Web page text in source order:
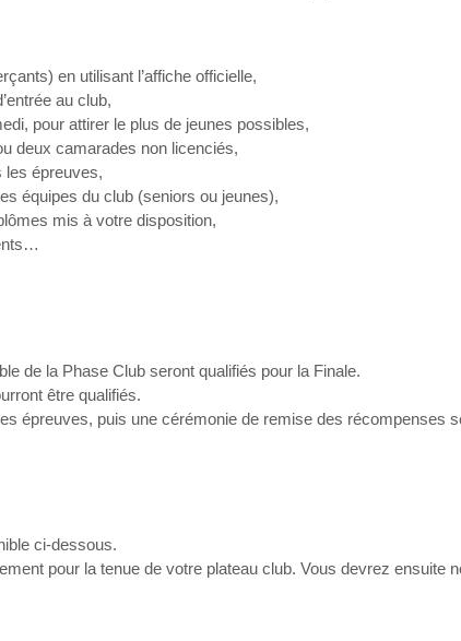
en utilisant l’affiche officielle,
au club,
pour attirer le plus de jeunes possibles,
deux camarades non licenciés,
les épreuves,
équipes du club (seniors ou jeunes),
mis à votre disposition,
de la Phase Club seront qualifiés pour la Finale.
être qualifiés.
épreuves, puis une cérémonie de remise des récompenses
ci-dessous.
pour la tenue de votre plateau club. Vous devrez ensuite